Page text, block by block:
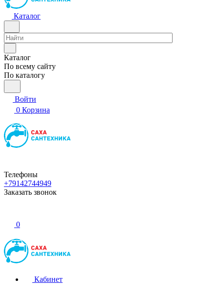
Каталог
Каталог
По всему сайту
По каталогу
Войти
0 Корзина
Телефоны
+79142744949
Заказать звонок
0
Кабинет